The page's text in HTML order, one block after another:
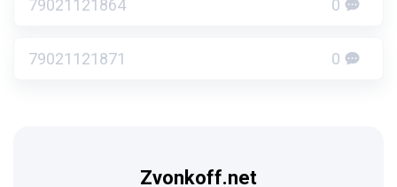
79021121864 0
79021121871 0
Zvonkoff.net